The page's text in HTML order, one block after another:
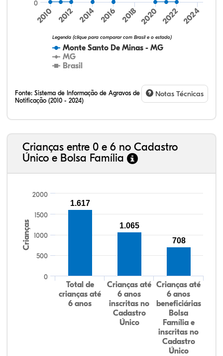
Monte Santo De Minas - MG
MG
Brasil
Legenda (clique para comparar com Brasil e o estado)
2010 2012 2014 2016 2018 2020 2022 2024
0
Fonte: Sistema de Informação de Agravos de
Notificação (2010 - 2024)
Notas Técnicas
Crianças entre 0 e 6 no Cadastro
Único e Bolsa Família
Crianças
Total de
crianças até
6 anos
Crianças até
6 anos
inscritas no
Cadastro
Único
Crianças até
6 anos
beneficiárias
Bolsa
Família e
inscritas no
Cadastro
Único
0
500
1000
1500
2000
1.617
1.065
708
31,88%
12,79%
0,59%
53,16%
0,20%
1,38%
32,57%
9,24%
0,46%
54,88%
1,27%
1,56%